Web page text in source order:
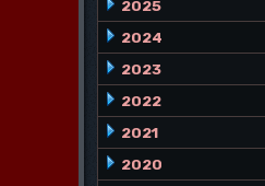
2025
2024
2023
2022
2021
2020